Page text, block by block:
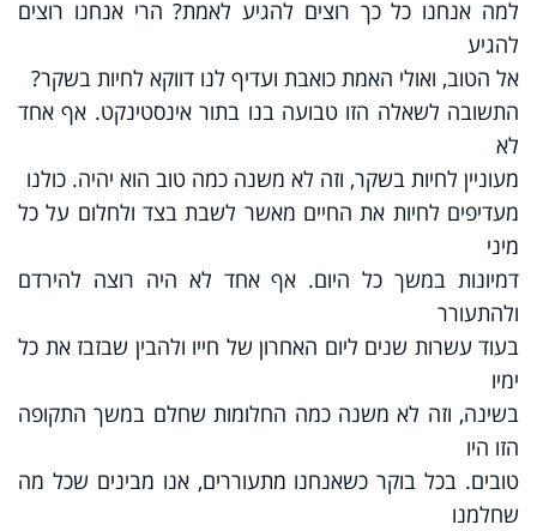
למה אנחנו כל כך רוצים להגיע לאמת? הרי אנחנו רוצים
להגיע
אל הטוב, ואולי האמת כואבת ועדיף לנו דווקא לחיות בשקר?
התשובה לשאלה הזו טבועה בנו בתור אינסטינקט. אף אחד
לא
מעוניין לחיות בשקר, וזה לא משנה כמה טוב הוא יהיה. כולנו
מעדיפים לחיות את החיים מאשר לשבת בצד ולחלום על כל
מיני
דמיונות במשך כל היום. אף אחד לא היה רוצה להירדם
ולהתעורר
בעוד עשרות שנים ליום האחרון של חייו ולהבין שבזבז את כל
ימיו
בשינה, וזה לא משנה כמה החלומות שחלם במשך התקופה
הזו היו
טובים. בכל בוקר כשאנחנו מתעוררים, אנו מבינים שכל מה
שחלמנו